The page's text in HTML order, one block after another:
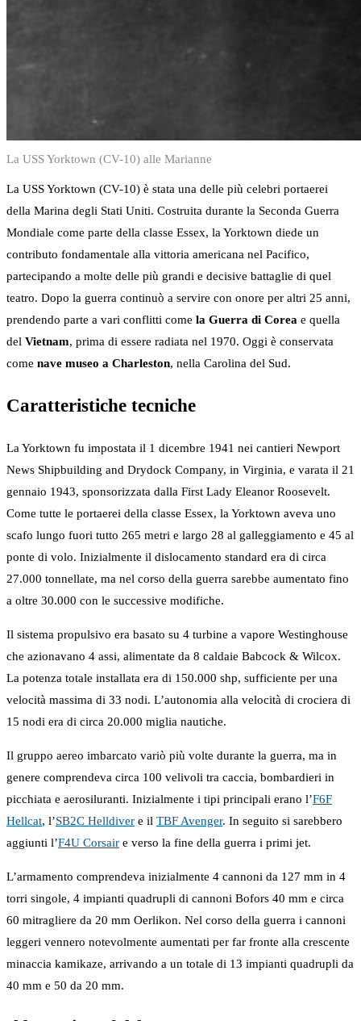
La USS Yorktown (CV-10) alle Marianne
La USS Yorktown (CV-10) è stata una delle più celebri portaerei
della Marina degli Stati Uniti. Costruita durante la Seconda Guerra
Mondiale come parte della classe Essex, la Yorktown diede un
contributo fondamentale alla vittoria americana nel Pacifico,
partecipando a molte delle più grandi e decisive battaglie di quel
teatro. Dopo la guerra continuò a servire con onore per altri 25 anni,
prendendo parte a vari conflitti come la Guerra di Corea e quella
del Vietnam, prima di essere radiata nel 1970. Oggi è conservata
come nave museo a Charleston, nella Carolina del Sud.
Caratteristiche tecniche
La Yorktown fu impostata il 1 dicembre 1941 nei cantieri Newport
News Shipbuilding and Drydock Company, in Virginia, e varata il 21
gennaio 1943, sponsorizzata dalla First Lady Eleanor Roosevelt.
Come tutte le portaerei della classe Essex, la Yorktown aveva uno
scafo lungo fuori tutto 265 metri e largo 28 al galleggiamento e 45 al
ponte di volo. Inizialmente il dislocamento standard era di circa
27.000 tonnellate, ma nel corso della guerra sarebbe aumentato fino
a oltre 30.000 con le successive modifiche.
Il sistema propulsivo era basato su 4 turbine a vapore Westinghouse
che azionavano 4 assi, alimentate da 8 caldaie Babcock & Wilcox.
La potenza totale installata era di 150.000 shp, sufficiente per una
velocità massima di 33 nodi. L’autonomia alla velocità di crociera di
15 nodi era di circa 20.000 miglia nautiche.
Il gruppo aereo imbarcato variò più volte durante la guerra, ma in
genere comprendeva circa 100 velivoli tra caccia, bombardieri in
picchiata e aerosiluranti. Inizialmente i tipi principali erano l’F6F
Hellcat, l’SB2C Helldiver e il TBF Avenger. In seguito si sarebbero
aggiunti l’F4U Corsair e verso la fine della guerra i primi jet.
L’armamento comprendeva inizialmente 4 cannoni da 127 mm in 4
torri singole, 4 impianti quadrupli di cannoni Bofors 40 mm e circa
60 mitragliere da 20 mm Oerlikon. Nel corso della guerra i cannoni
leggeri vennero notevolmente aumentati per far fronte alla crescente
minaccia kamikaze, arrivando a un totale di 13 impianti quadrupli da
40 mm e 50 da 20 mm.